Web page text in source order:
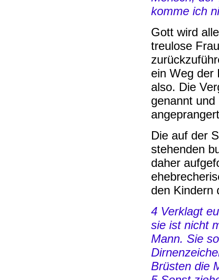
komme ich
Gott wird
treulose
ein Weg der
also. Die
genannt
Die auf der
stehenden
daher
den Kindern
4 Verklagt
sie ist nicht
Mann. Sie
Brüsten die